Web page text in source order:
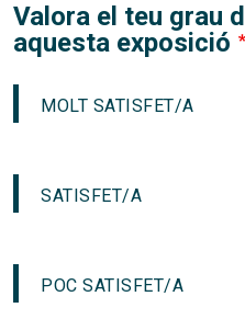
Valora el teu grau
aquesta exposició
MOLT SATISFET/A
SATISFET/A
POC SATISFET/A